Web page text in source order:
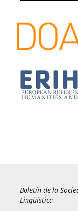
Boletín de la
Lingüística